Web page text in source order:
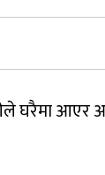
घरैमा आएर